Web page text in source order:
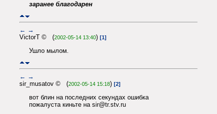
заранее благодарен
← →
VictorT © (2002-05-14 13:40) [1]
Ушло мылом.
← →
sir_musatov © (2002-05-14 15:18) [2]
вот блин на последних секундах ошибка
пожалуста киньте на sir@tr.stv.ru